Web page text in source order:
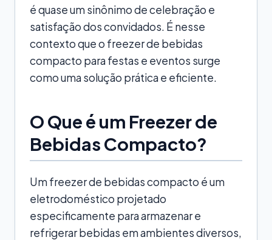
é quase um sinônimo de celebração e
satisfação dos convidados. É nesse
contexto que o freezer de bebidas
compacto para festas e eventos surge
como uma solução prática e eficiente.
O Que é um Freezer de
Bebidas Compacto?
Um freezer de bebidas compacto é um
eletrodoméstico projetado
especificamente para armazenar e
refrigerar bebidas em ambientes diversos,